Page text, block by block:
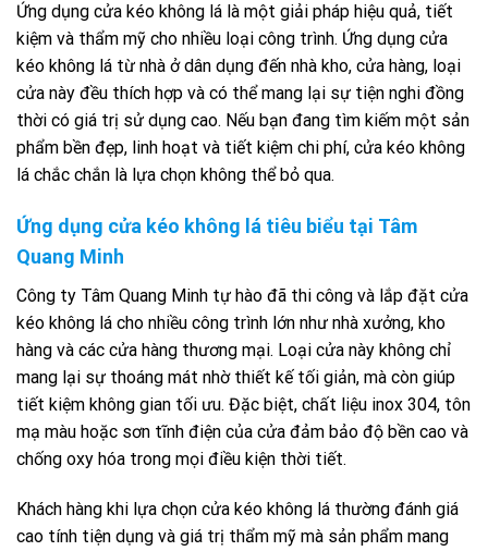
Ứng dụng cửa kéo không lá là một giải pháp hiệu quả, tiết
kiệm và thẩm mỹ cho nhiều loại công trình. Ứng dụng cửa
kéo không lá từ nhà ở dân dụng đến nhà kho, cửa hàng, loại
cửa này đều thích hợp và có thể mang lại sự tiện nghi đồng
thời có giá trị sử dụng cao. Nếu bạn đang tìm kiếm một sản
phẩm bền đẹp, linh hoạt và tiết kiệm chi phí, cửa kéo không
lá chắc chắn là lựa chọn không thể bỏ qua.
Ứng dụng cửa kéo không lá tiêu biểu tại Tâm
Quang Minh
Công ty Tâm Quang Minh tự hào đã thi công và lắp đặt cửa
kéo không lá cho nhiều công trình lớn như nhà xưởng, kho
hàng và các cửa hàng thương mại. Loại cửa này không chỉ
mang lại sự thoáng mát nhờ thiết kế tối giản, mà còn giúp
tiết kiệm không gian tối ưu. Đặc biệt, chất liệu inox 304, tôn
mạ màu hoặc sơn tĩnh điện của cửa đảm bảo độ bền cao và
chống oxy hóa trong mọi điều kiện thời tiết.
Khách hàng khi lựa chọn cửa kéo không lá thường đánh giá
cao tính tiện dụng và giá trị thẩm mỹ mà sản phẩm mang